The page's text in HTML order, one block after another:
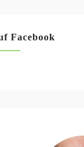
Facebook